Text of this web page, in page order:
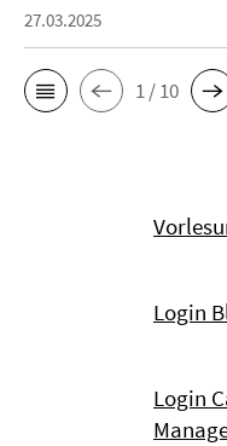
27.03.2025
1 / 10
Login
Login